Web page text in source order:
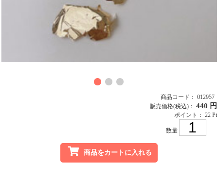
商品コード： 012957
販売価格(税込)： 440 円
ポイント： 22 Pt
数量
商品をカートに入れる